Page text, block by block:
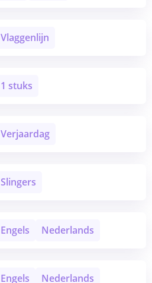
Vlaggenlijn
1 stuks
Verjaardag
Slingers
Engels Nederlands
Engels Nederlands